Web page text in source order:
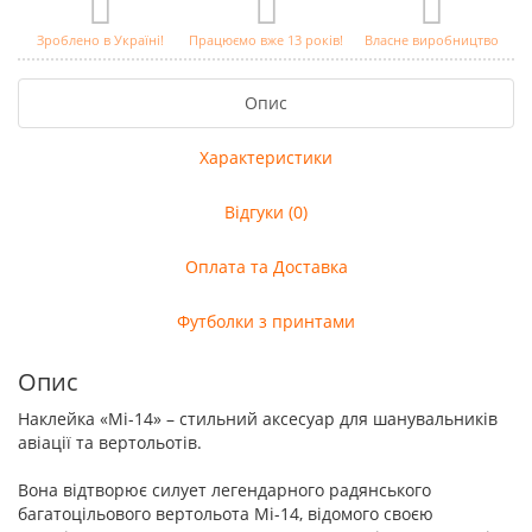
Зроблено в Україні! Працюємо вже 13 років! Власне виробництво
Опис
Характеристики
Відгуки (0)
Оплата та Доставка
Футболки з принтами
Опис
Наклейка «Мі-14» – стильний аксесуар для шанувальників
авіації та вертольотів.
Вона відтворює силует легендарного радянського
багатоцільового вертольота Мі-14, відомого своєю